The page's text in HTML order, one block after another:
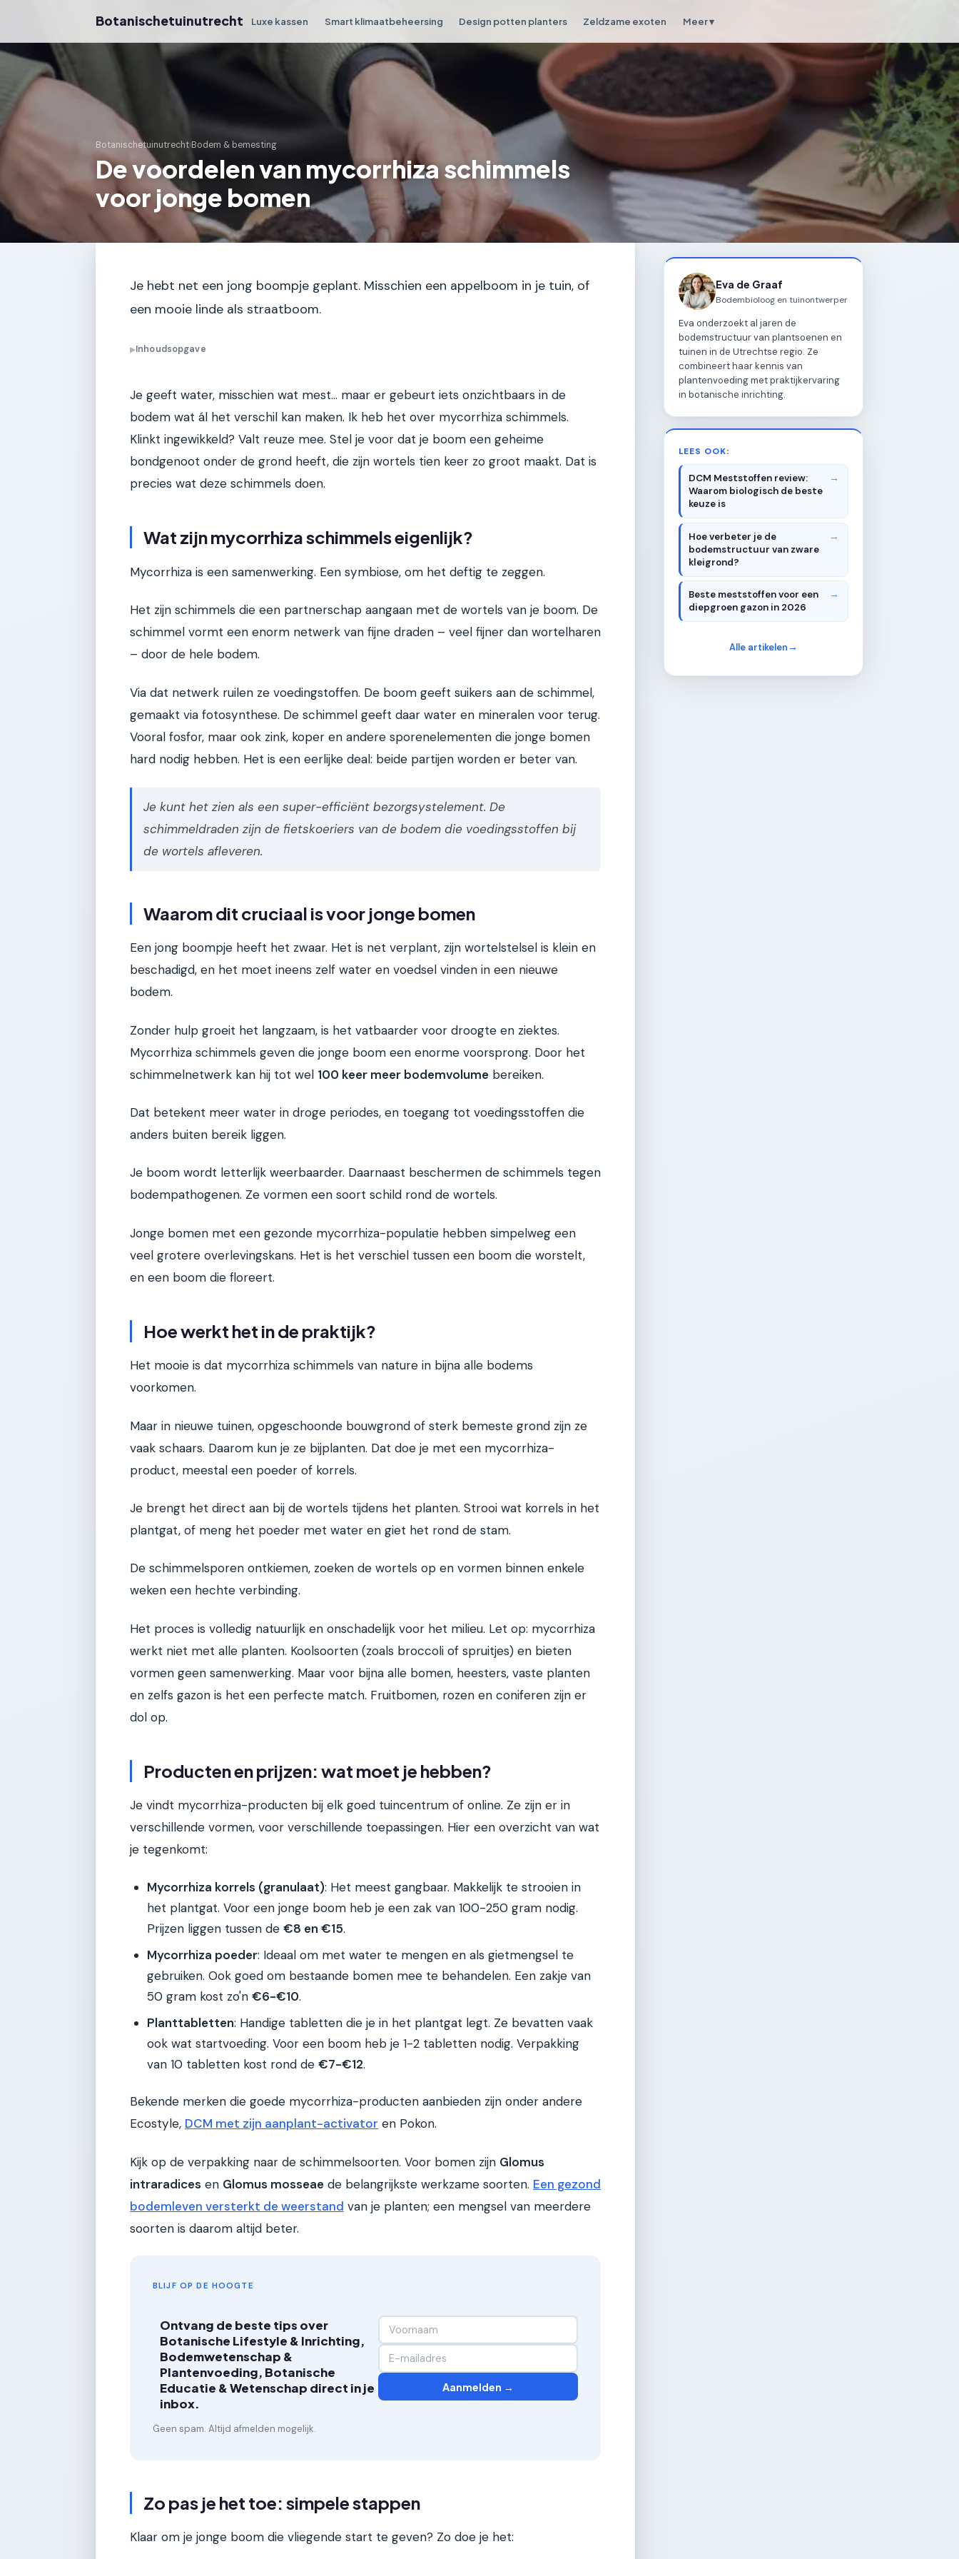
Botanischetuinutrecht Luxe kassen Smart klimaatbeheersing Design potten planters Zeldzame exoten Meer ▾
Botanischetuinutrecht›Bodem & bemesting
De voordelen van mycorrhiza schimmels
voor jonge bomen
Je hebt net een jong boompje geplant. Misschien een appelboom in je tuin, of
een mooie linde als straatboom.
▶Inhoudsopgave
Je geeft water, misschien wat mest... maar er gebeurt iets onzichtbaars in de
bodem wat ál het verschil kan maken. Ik heb het over mycorrhiza schimmels.
Klinkt ingewikkeld? Valt reuze mee. Stel je voor dat je boom een geheime
bondgenoot onder de grond heeft, die zijn wortels tien keer zo groot maakt. Dat is
precies wat deze schimmels doen.
Wat zijn mycorrhiza schimmels eigenlijk?
Mycorrhiza is een samenwerking. Een symbiose, om het deftig te zeggen.
Het zijn schimmels die een partnerschap aangaan met de wortels van je boom. De
schimmel vormt een enorm netwerk van fijne draden – veel fijner dan wortelharen
– door de hele bodem.
Via dat netwerk ruilen ze voedingstoffen. De boom geeft suikers aan de schimmel,
gemaakt via fotosynthese. De schimmel geeft daar water en mineralen voor terug.
Vooral fosfor, maar ook zink, koper en andere sporenelementen die jonge bomen
hard nodig hebben. Het is een eerlijke deal: beide partijen worden er beter van.
Je kunt het zien als een super-efficiënt bezorgsystelement. De
schimmeldraden zijn de fietskoeriers van de bodem die voedingsstoffen bij
de wortels afleveren.
Waarom dit cruciaal is voor jonge bomen
Een jong boompje heeft het zwaar. Het is net verplant, zijn wortelstelsel is klein en
beschadigd, en het moet ineens zelf water en voedsel vinden in een nieuwe
bodem.
Zonder hulp groeit het langzaam, is het vatbaarder voor droogte en ziektes.
Mycorrhiza schimmels geven die jonge boom een enorme voorsprong. Door het
schimmelnetwerk kan hij tot wel 100 keer meer bodemvolume bereiken.
Dat betekent meer water in droge periodes, en toegang tot voedingsstoffen die
anders buiten bereik liggen.
Je boom wordt letterlijk weerbaarder. Daarnaast beschermen de schimmels tegen
bodempathogenen. Ze vormen een soort schild rond de wortels.
Jonge bomen met een gezonde mycorrhiza-populatie hebben simpelweg een
veel grotere overlevingskans. Het is het verschiel tussen een boom die worstelt,
en een boom die floreert.
Hoe werkt het in de praktijk?
Het mooie is dat mycorrhiza schimmels van nature in bijna alle bodems
voorkomen.
Maar in nieuwe tuinen, opgeschoonde bouwgrond of sterk bemeste grond zijn ze
vaak schaars. Daarom kun je ze bijplanten. Dat doe je met een mycorrhiza-
product, meestal een poeder of korrels.
Je brengt het direct aan bij de wortels tijdens het planten. Strooi wat korrels in het
plantgat, of meng het poeder met water en giet het rond de stam.
De schimmelsporen ontkiemen, zoeken de wortels op en vormen binnen enkele
weken een hechte verbinding.
Het proces is volledig natuurlijk en onschadelijk voor het milieu. Let op: mycorrhiza
werkt niet met alle planten. Koolsoorten (zoals broccoli of spruitjes) en bieten
vormen geen samenwerking. Maar voor bijna alle bomen, heesters, vaste planten
en zelfs gazon is het een perfecte match. Fruitbomen, rozen en coniferen zijn er
dol op.
Producten en prijzen: wat moet je hebben?
Je vindt mycorrhiza-producten bij elk goed tuincentrum of online. Ze zijn er in
verschillende vormen, voor verschillende toepassingen. Hier een overzicht van wat
je tegenkomt:
Mycorrhiza korrels (granulaat): Het meest gangbaar. Makkelijk te strooien in
het plantgat. Voor een jonge boom heb je een zak van 100-250 gram nodig.
Prijzen liggen tussen de €8 en €15.
Mycorrhiza poeder: Ideaal om met water te mengen en als gietmengsel te
gebruiken. Ook goed om bestaande bomen mee te behandelen. Een zakje van
50 gram kost zo'n €6-€10.
Planttabletten: Handige tabletten die je in het plantgat legt. Ze bevatten vaak
ook wat startvoeding. Voor een boom heb je 1-2 tabletten nodig. Verpakking
van 10 tabletten kost rond de €7-€12.
Bekende merken die goede mycorrhiza-producten aanbieden zijn onder andere
Ecostyle, DCM met zijn aanplant-activator en Pokon.
Kijk op de verpakking naar de schimmelsoorten. Voor bomen zijn Glomus
intraradices en Glomus mosseae de belangrijkste werkzame soorten. Een gezond
bodemleven versterkt de weerstand van je planten; een mengsel van meerdere
soorten is daarom altijd beter.
BLIJF OP DE HOOGTE
Ontvang de beste tips over
Botanische Lifestyle & Inrichting,
Bodemwetenschap &
Plantenvoeding, Botanische
Educatie & Wetenschap direct in je
inbox.
Geen spam. Altijd afmelden mogelijk.
Aanmelden →
Zo pas je het toe: simpele stappen
Klaar om je jonge boom die vliegende start te geven? Zo doe je het:
Eva de Graaf
Bodembioloog en tuinontwerper
Eva onderzoekt al jaren de
bodemstructuur van plantsoenen en
tuinen in de Utrechtse regio. Ze
combineert haar kennis van
plantenvoeding met praktijkervaring
in botanische inrichting.
LEES OOK:
DCM Meststoffen review:
Waarom biologisch de beste
keuze is
Hoe verbeter je de
bodemstructuur van zware
kleigrond?
Beste meststoffen voor een
diepgroen gazon in 2026
Alle artikelen